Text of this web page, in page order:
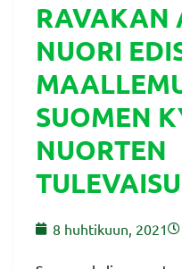
RAVAKAN
NUORI
SUOMEN
NUORTEN
8 huhtikuun, 2021